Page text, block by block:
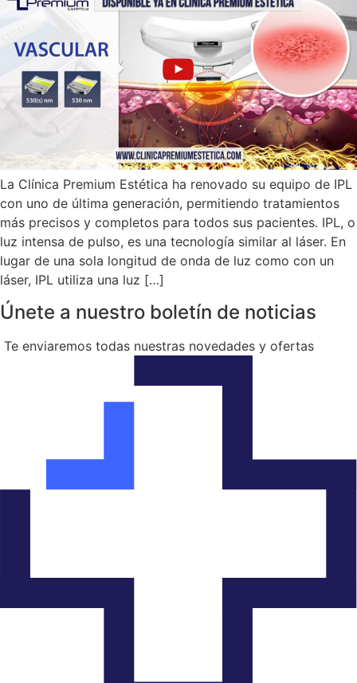
La Clínica Premium Estética ha renovado su equipo de IPL
con uno de última generación, permitiendo tratamientos
más precisos y completos para todos sus pacientes. IPL, o
luz intensa de pulso, es una tecnología similar al láser. En
lugar de una sola longitud de onda de luz como con un
láser, IPL utiliza una luz […]
Únete a nuestro boletín de noticias
Te enviaremos todas nuestras novedades y ofertas